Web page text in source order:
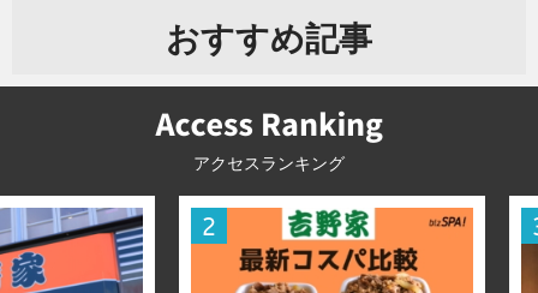
おすすめ記事
アクセスランキング